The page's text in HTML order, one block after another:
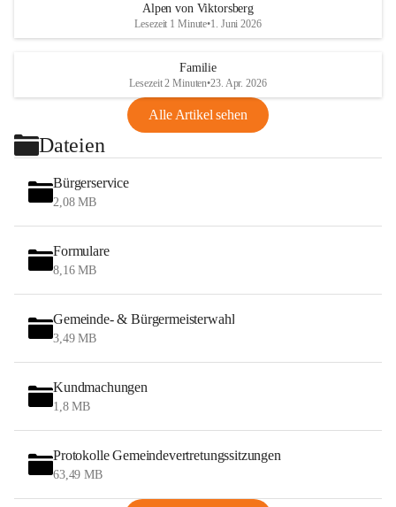
Alpen von Viktorsberg
Lesezeit 1 Minute•1. Juni 2026
Familie
Lesezeit 2 Minuten•23. Apr. 2026
Alle Artikel sehen
Dateien
Bürgerservice
2,08 MB
Formulare
8,16 MB
Gemeinde- & Bürgermeisterwahl
3,49 MB
Kundmachungen
1,8 MB
Protokolle Gemeindevertretungssitzungen
63,49 MB